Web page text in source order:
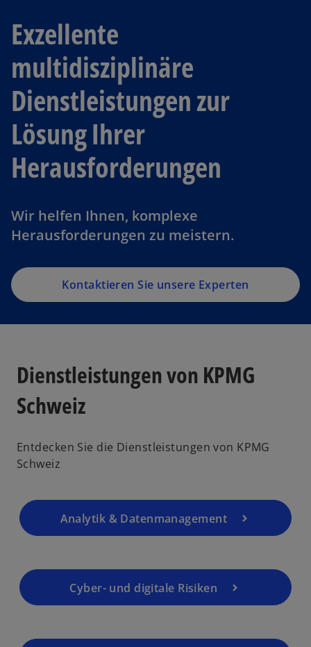
Exzellente
multidisziplinäre
Dienstleistungen zur
Lösung Ihrer
Herausforderungen
Wir helfen Ihnen, komplexe
Herausforderungen zu meistern.
Kontaktieren Sie unsere Experten
Dienstleistungen von KPMG
Schweiz
Entdecken Sie die Dienstleistungen von KPMG
Schweiz
Analytik & Datenmanagement
Cyber- und digitale Risiken